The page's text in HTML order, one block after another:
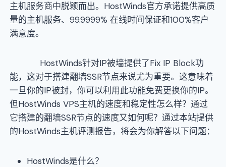
主机服务商中脱颖而出。HostWinds官方承诺提供高质
量的主机服务、99.9999% 在线时间保证和100%客户
满意度。
HostWinds针对IP被墙提供了Fix IP Block功
能，这对于搭建翻墙SSR节点来说尤为重要。这意味着
一旦你的IP被封，你可以利用此功能免费更换你的IP。
但HostWinds VPS主机的速度和稳定性怎么样？通过
它搭建的翻墙SSR节点的速度又如何呢？通过本站提供
的HostWinds主机评测报告，将会为你解答以下问题：
HostWinds是什么？